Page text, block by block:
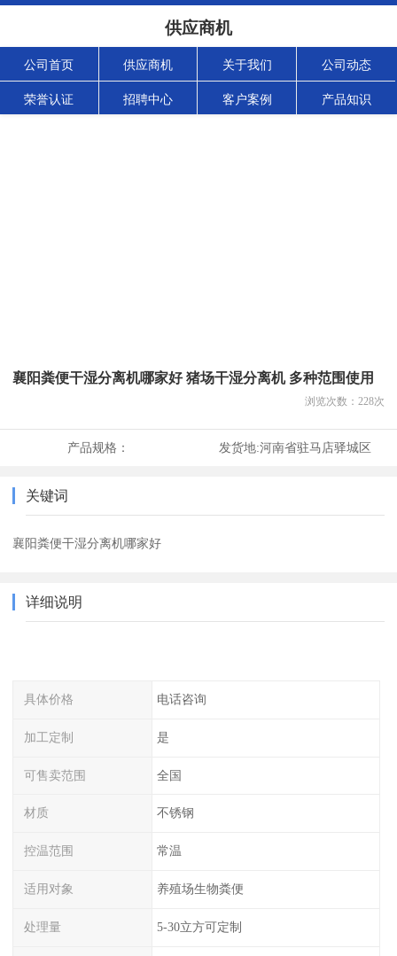
供应商机
公司首页 供应商机 关于我们 公司动态
荣誉认证 招聘中心 客户案例 产品知识
襄阳粪便干湿分离机哪家好 猪场干湿分离机 多种范围使用
浏览次数： 228次
产品规格： 发货地:河南省驻马店驿城区
关键词
襄阳粪便干湿分离机哪家好
详细说明
具体价格 电话咨询
加工定制 是
可售卖范围 全国
材质 不锈钢
控温范围 常温
适用对象 养殖场生物粪便
处理量 5-30立方可定制